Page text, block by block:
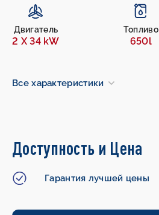
Двигатель
2 X 34 kW
Топливо
650l
Все характеристики
Доступность и Цена
Гарантия лучшей цены